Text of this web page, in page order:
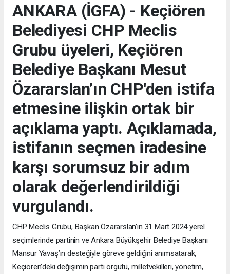
ANKARA (İGFA) - Keçiören
Belediyesi CHP Meclis
Grubu üyeleri, Keçiören
Belediye Başkanı Mesut
Özararslan’ın CHP'den istifa
etmesine ilişkin ortak bir
açıklama yaptı. Açıklamada,
istifanın seçmen iradesine
karşı sorumsuz bir adım
olarak değerlendirildiği
vurgulandı.
CHP Meclis Grubu, Başkan Özararslan’ın 31 Mart 2024 yerel
seçimlerinde partinin ve Ankara Büyükşehir Belediye Başkanı
Mansur Yavaş’ın desteğiyle göreve geldiğini anımsatarak,
Keçiören’deki değişimin parti örgütü, milletvekilleri, yönetim,